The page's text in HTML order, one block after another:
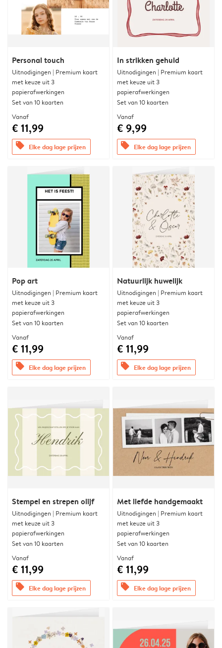
Personal touch
Uitnodigingen | Premium kaart
met keuze uit 3
papierafwerkingen
Set van 10 kaarten
Vanaf
€ 11,99
offers Elke dag lage prijzen
In strikken gehuld
Uitnodigingen | Premium kaart
met keuze uit 3
papierafwerkingen
Set van 10 kaarten
Vanaf
€ 9,99
offers Elke dag lage prijzen
Pop art
Uitnodigingen | Premium kaart
met keuze uit 3
papierafwerkingen
Set van 10 kaarten
Vanaf
€ 11,99
offers Elke dag lage prijzen
Natuurlijk huwelijk
Uitnodigingen | Premium kaart
met keuze uit 3
papierafwerkingen
Set van 10 kaarten
Vanaf
€ 11,99
offers Elke dag lage prijzen
Stempel en strepen olijf
Uitnodigingen | Premium kaart
met keuze uit 3
papierafwerkingen
Set van 10 kaarten
Vanaf
€ 11,99
offers Elke dag lage prijzen
Met liefde handgemaakt
Uitnodigingen | Premium kaart
met keuze uit 3
papierafwerkingen
Set van 10 kaarten
Vanaf
€ 11,99
offers Elke dag lage prijzen